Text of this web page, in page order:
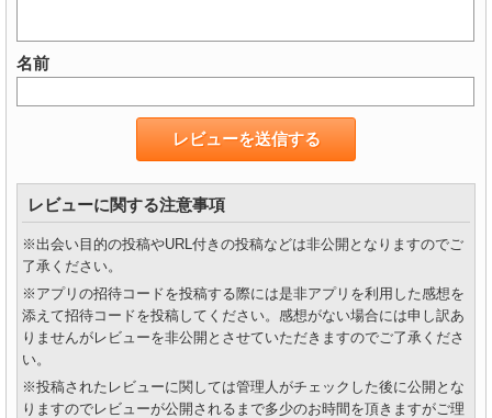
名前
レビューに関する注意事項
※出会い目的の投稿やURL付きの投稿などは非公開となりますのでご
了承ください。
※アプリの招待コードを投稿する際には是非アプリを利用した感想を
添えて招待コードを投稿してください。感想がない場合には申し訳あ
りませんがレビューを非公開とさせていただきますのでご了承くださ
い。
※投稿されたレビューに関しては管理人がチェックした後に公開とな
りますのでレビューが公開されるまで多少のお時間を頂きますがご理